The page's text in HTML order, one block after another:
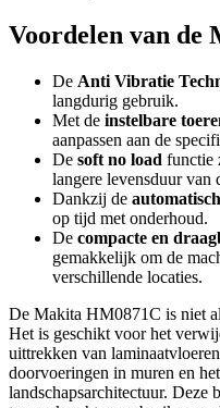
Voordelen van de
De Anti Vibratie
langdurig gebruik.
Met de instelbare
aanpassen aan de
De soft no load functie
langere levensduur van
Dankzij de
op tijd met onderhoud.
De compacte en
gemakkelijk om de
verschillende locaties.
De Makita HM0871C is niet
Het is geschikt voor het
uittrekken van
doorvoeringen in muren en
landschapsarchitectuur. Deze